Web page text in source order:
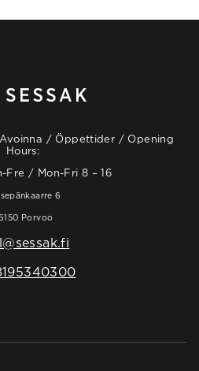
/ Öppettider / Opening
Hours:
Fre / Mon-Fri 8 – 16
6
Porvoo